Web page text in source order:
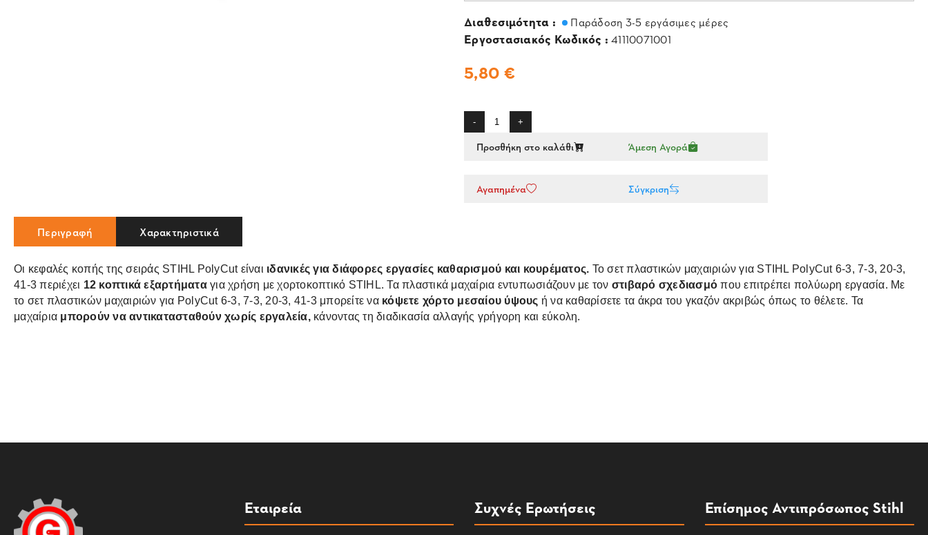
Διαθεσιμότητα : Παράδοση 3-5 εργάσιμες μέρες
Εργοστασιακός Κωδικός : 41110071001
5,80 €
- +
Προσθήκη στο καλάθι Άμεση Αγορά
Αγαπημένα Σύγκριση
Περιγραφή Χαρακτηριστικά
Οι κεφαλές κοπής της σειράς STIHL PolyCut είναι ιδανικές για διάφορες εργασίες καθαρισμού και κουρέματος. Το σετ πλαστικών μαχαιριών για STIHL PolyCut 6-3, 7-3, 20-3,
41-3 περιέχει 12 κοπτικά εξαρτήματα για χρήση με χορτοκοπτικό STIHL. Τα πλαστικά μαχαίρια εντυπωσιάζουν με τον στιβαρό σχεδιασμό που επιτρέπει πολύωρη εργασία. Με
το σετ πλαστικών μαχαιριών για PolyCut 6-3, 7-3, 20-3, 41-3 μπορείτε να κόψετε χόρτο μεσαίου ύψους ή να καθαρίσετε τα άκρα του γκαζόν ακριβώς όπως το θέλετε. Τα
μαχαίρια μπορούν να αντικατασταθούν χωρίς εργαλεία, κάνοντας τη διαδικασία αλλαγής γρήγορη και εύκολη.
Εταιρεία Συχνές Ερωτήσεις Επίσημος Αντιπρόσωπος Stihl